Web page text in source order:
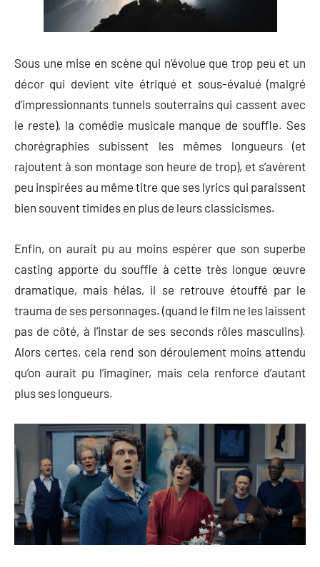
Sous une mise en scène qui n’évolue que trop peu et un
décor qui devient vite étriqué et sous-évalué (malgré
d’impressionnants tunnels souterrains qui cassent avec
le reste), la comédie musicale manque de souffle. Ses
chorégraphies subissent les mêmes longueurs (et
rajoutent à son montage son heure de trop), et s’avèrent
peu inspirées au même titre que ses lyrics qui paraissent
bien souvent timides en plus de leurs classicismes.
Enfin, on aurait pu au moins espérer que son superbe
casting apporte du souffle à cette très longue œuvre
dramatique, mais hélas, il se retrouve étouffé par le
trauma de ses personnages. (quand le film ne les laissent
pas de côté, à l’instar de ses seconds rôles masculins).
Alors certes, cela rend son déroulement moins attendu
qu’on aurait pu l’imaginer, mais cela renforce d’autant
plus ses longueurs.